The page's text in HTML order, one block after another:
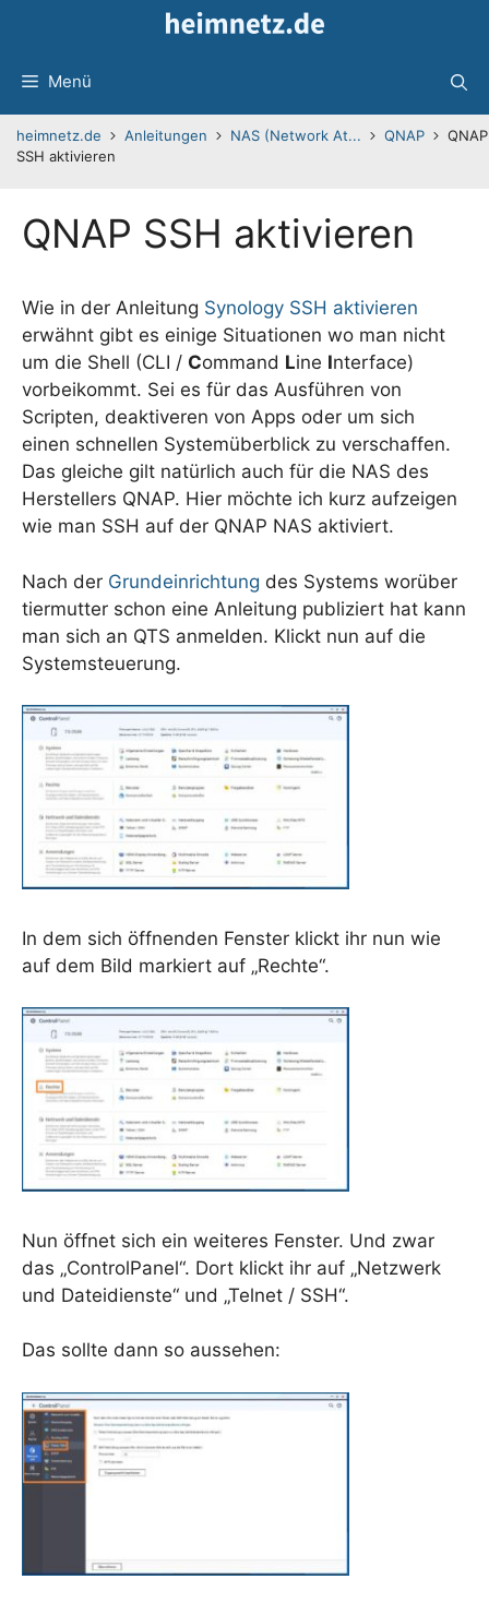
Menü
heimnetz.de Anleitungen NAS (Network At... QNAP
QNAP
SSH aktivieren
QNAP SSH aktivieren
Wie in der Anleitung Synology SSH aktivieren
erwähnt gibt es einige Situationen wo man nicht
um die Shell (CLI / Command Line Interface)
vorbeikommt. Sei es für das Ausführen von
Scripten, deaktiveren von Apps oder um sich
einen schnellen Systemüberblick zu verschaffen.
Das gleiche gilt natürlich auch für die NAS des
Herstellers QNAP. Hier möchte ich kurz aufzeigen
wie man SSH auf der QNAP NAS aktiviert.
Nach der Grundeinrichtung des Systems worüber
tiermutter schon eine Anleitung publiziert hat kann
man sich an QTS anmelden. Klickt nun auf die
Systemsteuerung.
In dem sich öffnenden Fenster klickt ihr nun wie
auf dem Bild markiert auf „Rechte“.
Nun öffnet sich ein weiteres Fenster. Und zwar
das „ControlPanel“. Dort klickt ihr auf „Netzwerk
und Dateidienste“ und „Telnet / SSH“.
Das sollte dann so aussehen: